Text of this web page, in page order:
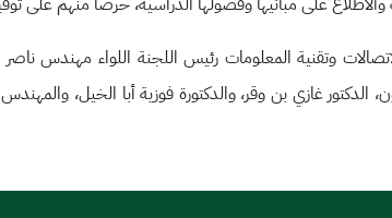
وتقنية المعلومات رئيس اللجنة اللواء مهندس
غازي بن وقر، والدكتورة فوزية أبا الخيل،